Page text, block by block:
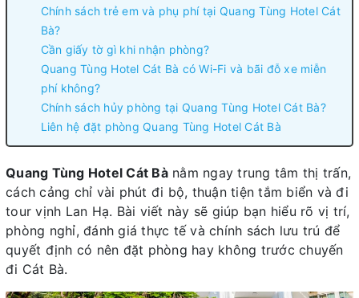
Chính sách trẻ em và phụ phí tại Quang Tùng Hotel Cát
Bà?
Cần giấy tờ gì khi nhận phòng?
Quang Tùng Hotel Cát Bà có Wi-Fi và bãi đỗ xe miễn
phí không?
Chính sách hủy phòng tại Quang Tùng Hotel Cát Bà?
Liên hệ đặt phòng Quang Tùng Hotel Cát Bà
Quang Tùng Hotel Cát Bànằm ngay trung tâm thị trấn,
cách cảng chỉ vài phút đi bộ, thuận tiện tắm biển và đi
tour vịnh Lan Hạ. Bài viết này sẽ giúp bạn hiểu rõ vị trí,
phòng nghỉ, đánh giá thực tế và chính sách lưu trú để
quyết định có nên đặt phòng hay không trước chuyến
đi Cát Bà.